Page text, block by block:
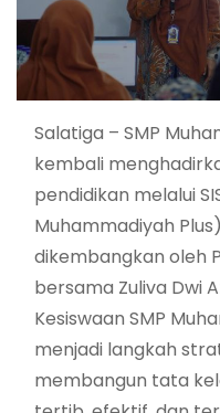
Salatiga – SMP
kembali
pendidikan melalui
Muhammadiyah
dikembangkan oleh
bersama Zuliva Dwi
Kesiswaan SMP
menjadi langkah
membangun tata